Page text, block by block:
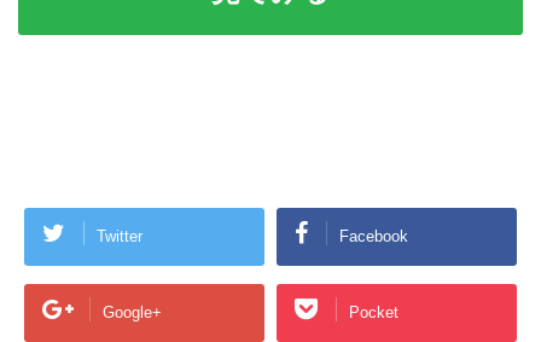
Twitter Facebook
Google+ Pocket